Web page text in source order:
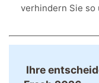
verhindern Sie so
Ihre